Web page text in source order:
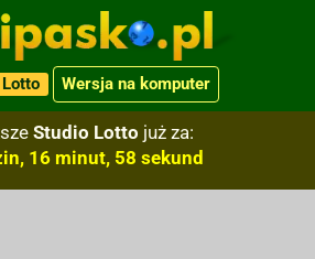
Wersja na komputer
Studio Lotto już za:
16 minut, 58 sekund